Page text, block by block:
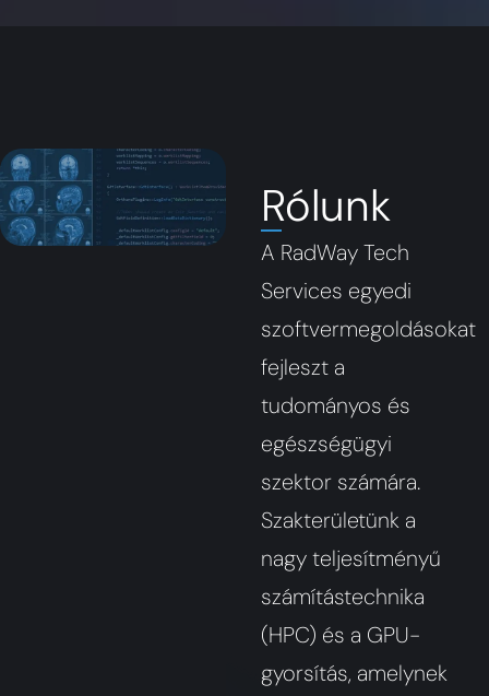
Rólunk
A RadWay Tech
Services egyedi
szoftvermegoldásokat
fejleszt a
tudományos és
egészségügyi
szektor számára.
Szakterületünk a
nagy teljesítményű
számítástechnika
(HPC) és a GPU-
gyorsítás, amelynek